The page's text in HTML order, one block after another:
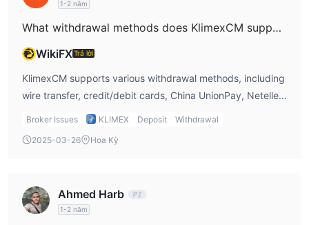
and looking into further verification before deciding to
trade with them.
1-2 năm
What withdrawal methods does KlimexCM support?
WikiFXTrả lời
KlimexCM supports various withdrawal methods, including
wire transfer, credit/debit cards, China UnionPay, Neteller,
and Skrill. In my opinion, it’s great that there are several
use more modern methods like Neteller or Skrill. A Klimex
Broker Issues KLIMEX Deposit
Withdrawal
2025-03-26
Hoa Kỳ
Ahmed Harb
1-2 năm